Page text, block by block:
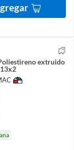
extruido